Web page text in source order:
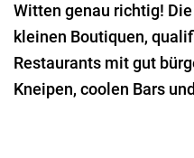
Witten genau richtig!
kleinen Boutiquen,
Restaurants mit gut
Kneipen, coolen Bars